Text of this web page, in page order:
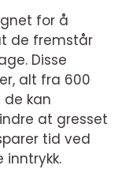
for å
de fremstår
Disse
alt fra 600
de kan
at gresset
tid ved
inntrykk.